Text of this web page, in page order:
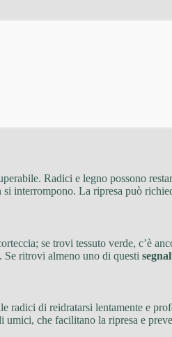
Radici e legno possono
interrompono. La ripresa può
se trovi tessuto verde, c’è
Se ritrovi almeno uno di questi
radici di reidratarsi lentamente e
umici, che facilitano la ripresa e